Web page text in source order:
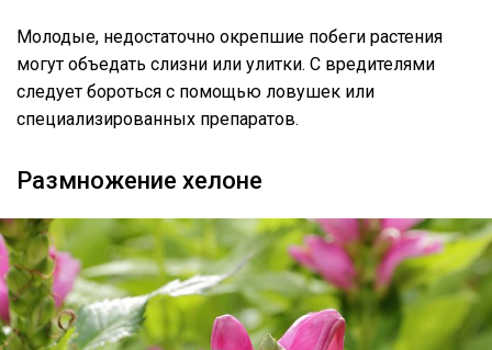
Молодые, недостаточно окрепшие побеги растения
могут объедать слизни или улитки. С вредителями
следует бороться с помощью ловушек или
специализированных препаратов.
Размножение хелоне